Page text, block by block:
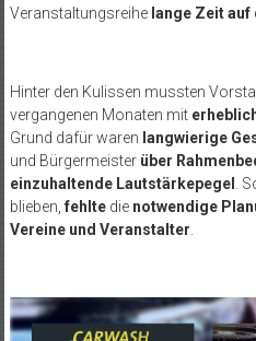
Veranstaltungsreihe lange Zeit auf
Hinter den Kulissen mussten
vergangenen Monaten mit
Grund dafür waren langwierige
und Bürgermeister über
einzuhaltende Lautstärkepegel
.
blieben, fehltedie notwendige
Vereine und Veranstalter